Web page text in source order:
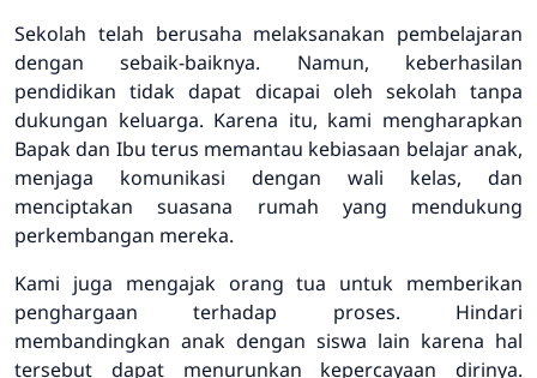
Sekolah telah berusaha melaksanakan pembelajaran
dengan sebaik-baiknya. Namun, keberhasilan
pendidikan tidak dapat dicapai oleh sekolah tanpa
dukungan keluarga. Karena itu, kami mengharapkan
Bapak dan Ibu terus memantau kebiasaan belajar anak,
menjaga komunikasi dengan wali kelas, dan
menciptakan suasana rumah yang mendukung
perkembangan mereka.
Kami juga mengajak orang tua untuk memberikan
penghargaan terhadap proses. Hindari
membandingkan anak dengan siswa lain karena hal
tersebut dapat menurunkan kepercayaan dirinya.